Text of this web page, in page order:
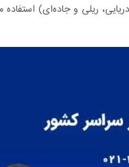
ریلی و جاده‌ای) استفاده